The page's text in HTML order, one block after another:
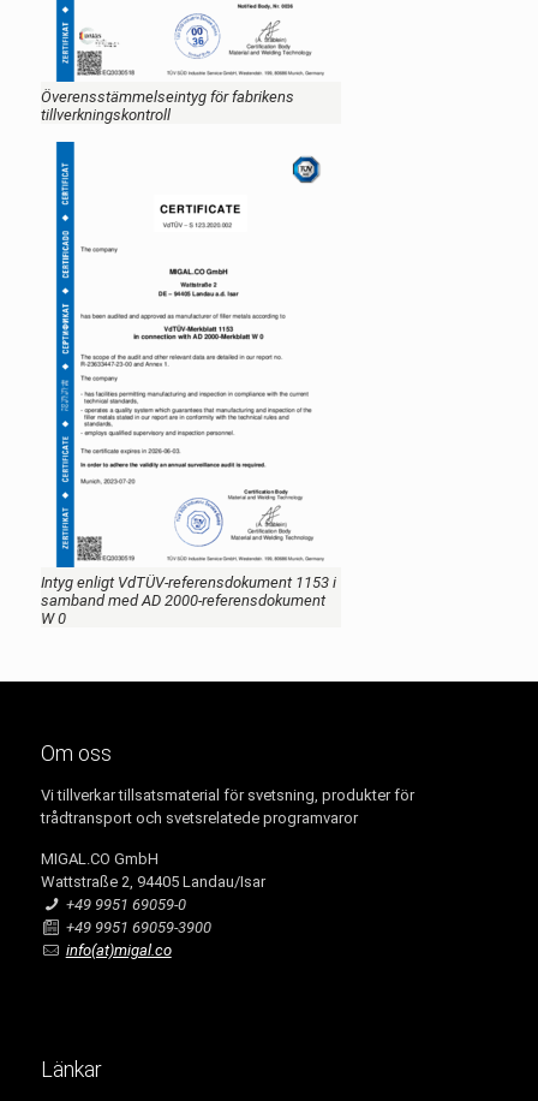
Överensstämmelseintyg för fabrikens
tillverkningskontroll
Intyg enligt VdTÜV-referensdokument 1153 i
samband med AD 2000-referensdokument
W 0
Om oss
Vi tillverkar tillsatsmaterial för svetsning, produkter för
trådtransport och svetsrelatede programvaror
MIGAL.CO GmbH
Wattstraße 2, 94405 Landau/Isar
+49 9951 69059-0
+49 9951 69059-3900
info(at)migal.co
Länkar